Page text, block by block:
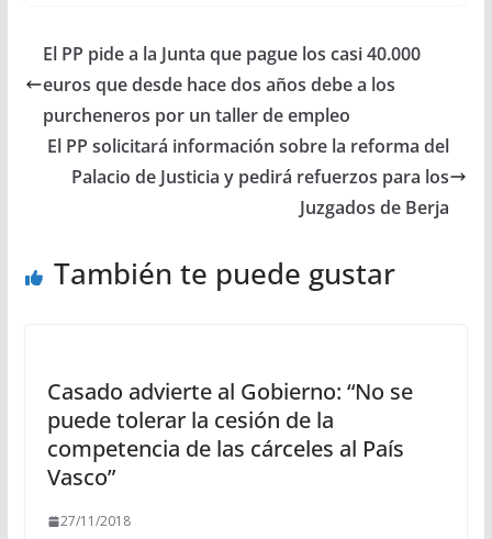
El PP pide a la Junta que pague los casi 40.000
euros que desde hace dos años debe a los
purcheneros por un taller de empleo
El PP solicitará información sobre la reforma del
Palacio de Justicia y pedirá refuerzos para los
Juzgados de Berja
También te puede gustar
Casado advierte al Gobierno: “No se
puede tolerar la cesión de la
competencia de las cárceles al País
Vasco”
27/11/2018